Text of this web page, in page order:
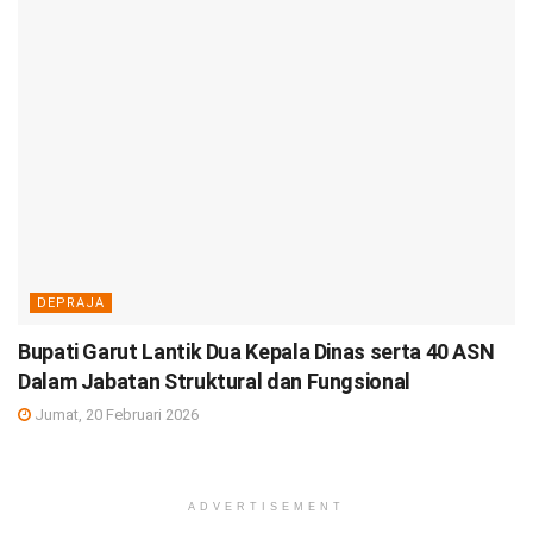
DEPRAJA
Bupati Garut Lantik Dua Kepala Dinas serta 40 ASN
Dalam Jabatan Struktural dan Fungsional
Jumat, 20 Februari 2026
ADVERTISEMENT